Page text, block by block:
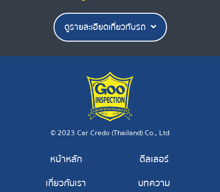
ดูรายละเอียดเกี่ยวกับรถ
© 2023 Car Credo (Thailand) Co., Ltd
หน้าหลัก
เกี่ยวกับเรา
ดีลเลอร์
บทความ